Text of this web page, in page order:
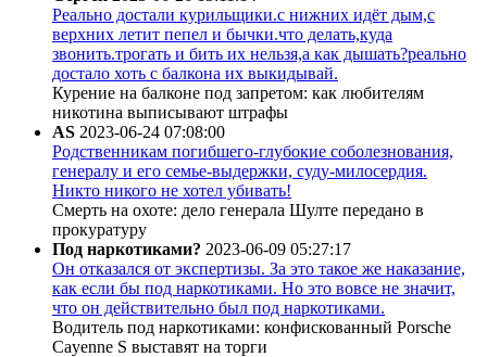
Реально достали курильщики.с нижних идёт дым,с
верхних летит пепел и бычки.что делать,куда
звонить.трогать и бить их нельзя,а как дышать?реально
достало хоть с балкона их выкидывай.
Курение на балконе под запретом: как любителям
никотина выписывают штрафы
AS 2023-06-24 07:08:00
Родственникам погибшего-глубокие соболезнования,
генералу и его семье-выдержки, суду-милосердия.
Никто никого не хотел убивать!
Смерть на охоте: дело генерала Шулте передано в
прокуратуру
Под наркотиками? 2023-06-09 05:27:17
Он отказался от экспертизы. За это такое же наказание,
как если бы под наркотиками. Но это вовсе не значит,
что он действительно был под наркотиками.
Водитель под наркотиками: конфискованный Porsche
Cayenne S выставят на торги